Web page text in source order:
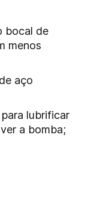
bocal de
menos
aço
lubrificar
a bomba;